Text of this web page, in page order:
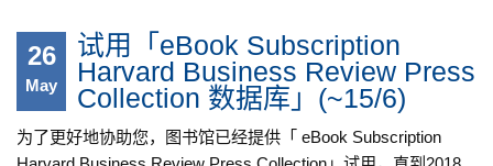
26
May
试用「eBook Subscription
Harvard Business Review Press
Collection 数据库」(~15/6)
为了更好地协助您，图书馆已经提供「 eBook Subscription